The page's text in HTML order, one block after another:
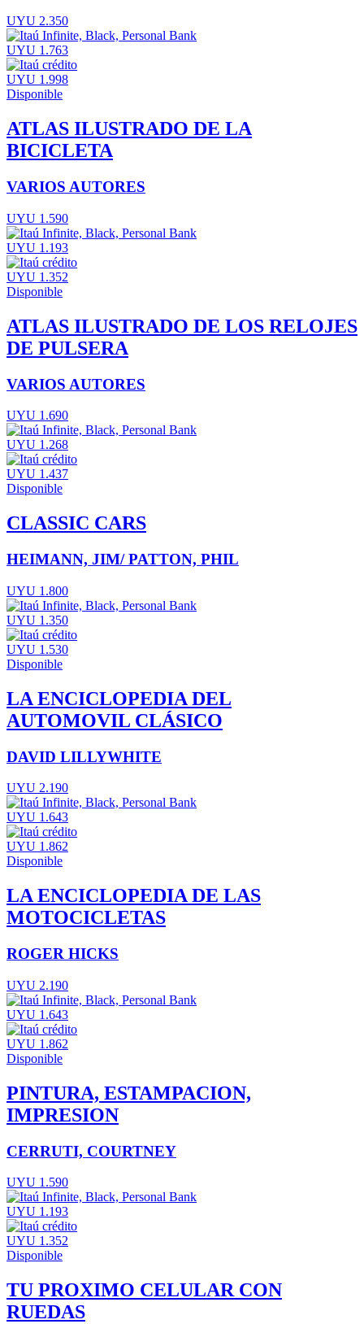
UYU 2.350
UYU 1.763
UYU 1.998
Disponible
ATLAS ILUSTRADO DE LA
BICICLETA
VARIOS AUTORES
UYU 1.590
UYU 1.193
UYU 1.352
Disponible
ATLAS ILUSTRADO DE LOS RELOJES
DE PULSERA
VARIOS AUTORES
UYU 1.690
UYU 1.268
UYU 1.437
Disponible
CLASSIC CARS
HEIMANN, JIM/ PATTON, PHIL
UYU 1.800
UYU 1.350
UYU 1.530
Disponible
LA ENCICLOPEDIA DEL
AUTOMOVIL CLÁSICO
DAVID LILLYWHITE
UYU 2.190
UYU 1.643
UYU 1.862
Disponible
LA ENCICLOPEDIA DE LAS
MOTOCICLETAS
ROGER HICKS
UYU 2.190
UYU 1.643
UYU 1.862
Disponible
PINTURA, ESTAMPACION,
IMPRESION
CERRUTI, COURTNEY
UYU 1.590
UYU 1.193
UYU 1.352
Disponible
TU PROXIMO CELULAR CON
RUEDAS